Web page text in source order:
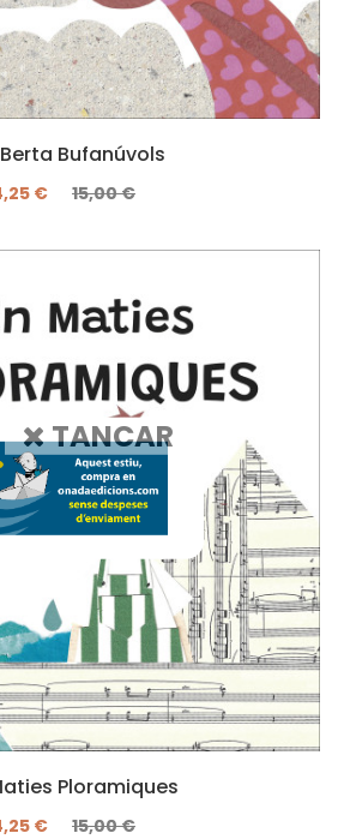
Bufanúvols
€ 15,00 €
Ploramiques
€ 15,00 €
TANCAR